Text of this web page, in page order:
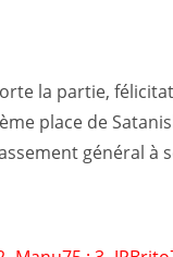
la partie,
place de
général